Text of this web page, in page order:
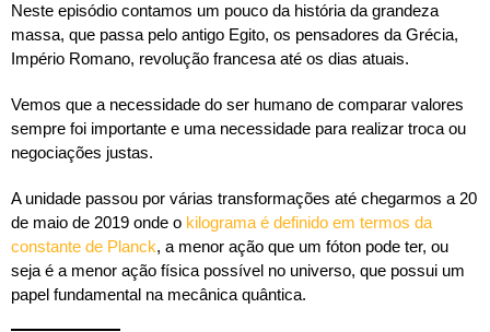
Neste episódio contamos um pouco da história da grandeza
massa, que passa pelo antigo Egito, os pensadores da Grécia,
Império Romano, revolução francesa até os dias atuais.
Vemos que a necessidade do ser humano de comparar valores
sempre foi importante e uma necessidade para realizar troca ou
negociações justas.
A unidade passou por várias transformações até chegarmos a 20
de maio de 2019 onde o kilograma é definido em termos da
constante de Planck, a menor ação que um fóton pode ter, ou
seja é a menor ação física possível no universo, que possui um
papel fundamental na mecânica quântica.